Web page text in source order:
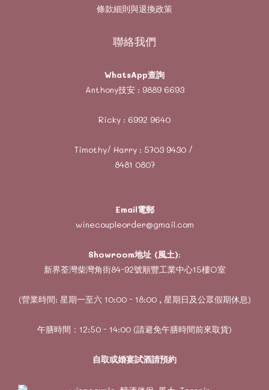
條款細則與退換政策
聯絡我們
WhatsApp查詢
Anthony技安 : 9889 6693
Ricky : 6992 9640
Timothy/ Harry : 5703 9430/
8481 0807
Email電郵
winecoupleorder@gmail.com
Showroom地址 (風土):
新界荃灣柴灣角街84-92號順豐工業中心15樓O室
(營業時間: 星期一至六 10:00 - 18:00 , 星期日及公眾假期休息)
午膳時間：12:50 - 14:00 (請避免午膳時間前來取貨)
自取或婚宴試酒請預約